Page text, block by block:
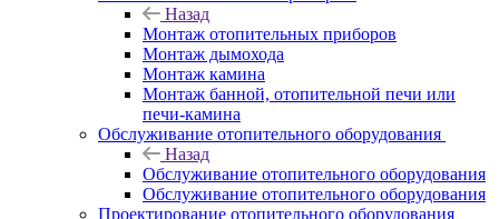
Назад
Монтаж отопительных приборов
Монтаж дымохода
Монтаж камина
Монтаж банной, отопительной печи или
печи-камина
Обслуживание отопительного оборудования
Назад
Обслуживание отопительного оборудования
Обслуживание отопительного оборудования
Проектирование отопительного оборудования